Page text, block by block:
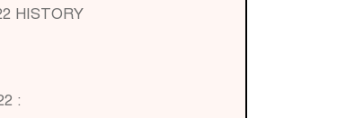
HISTORY
: